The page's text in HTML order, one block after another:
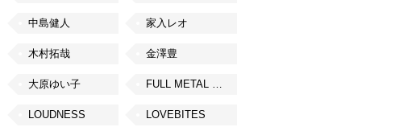
中島健人 家入レオ
木村拓哉 金澤豊
大原ゆい子 FULL METAL JAPAN 2026
LOUDNESS LOVEBITES